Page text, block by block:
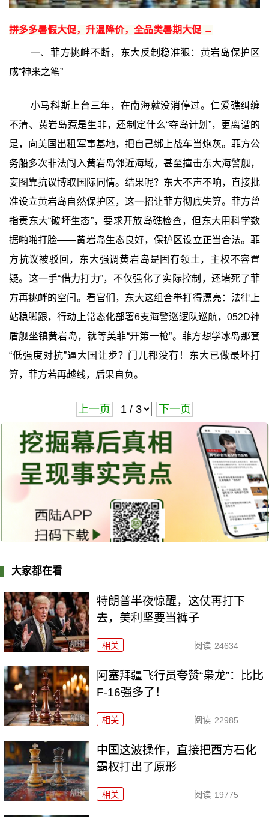
拼多多暑假大促，升温降价，全品类暑期大促 →
一、菲方挑衅不断，东大反制稳准狠：黄岩岛保护区
成“神来之笔”
小马科斯上台三年，在南海就没消停过。仁爱礁纠缠
不清、黄岩岛惹是生非，还制定什么“夺岛计划”，更离谱的
是，向美国出租军事基地，把自己绑上战车当炮灰。菲方公
务船多次非法闯入黄岩岛邻近海域，甚至撞击东大海警舰，
妄图靠抗议博取国际同情。结果呢？东大不声不响，直接批
准设立黄岩岛自然保护区，这一招让菲方彻底失算。菲方曾
指责东大“破坏生态”，要求开放岛礁检查，但东大用科学数
据啪啪打脸——黄岩岛生态良好，保护区设立正当合法。菲
方抗议被驳回，东大强调黄岩岛是固有领土，主权不容置
疑。这一手“借力打力”，不仅强化了实际控制，还堵死了菲
方再挑衅的空间。看官们，东大这组合拳打得漂亮：法律上
站稳脚跟，行动上常态化部署6支海警巡逻队巡航，052D神
盾舰坐镇黄岩岛，就等美菲“开第一枪”。菲方想学冰岛那套
“低强度对抗”逼大国让步？门儿都没有！东大已做最坏打
算，菲方若再越线，后果自负。
上一页 下一页
大家都在看
特朗普半夜惊醒，这仗再打下
去，美利坚要当裤子
相关 阅读 24634
阿塞拜疆飞行员夸赞“枭龙”：比比
F-16强多了！
相关 阅读 22985
中国这波操作，直接把西方石化
霸权打出了原形
相关 阅读 19775